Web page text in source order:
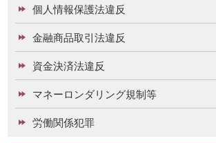
個人情報保護法違反
金融商品取引法違反
資金決済法違反
マネーロンダリング規制等
労働関係犯罪